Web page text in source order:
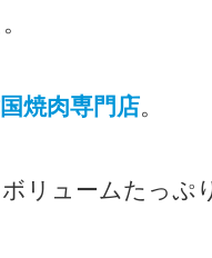
焼肉専門店。
リュームたっぷ